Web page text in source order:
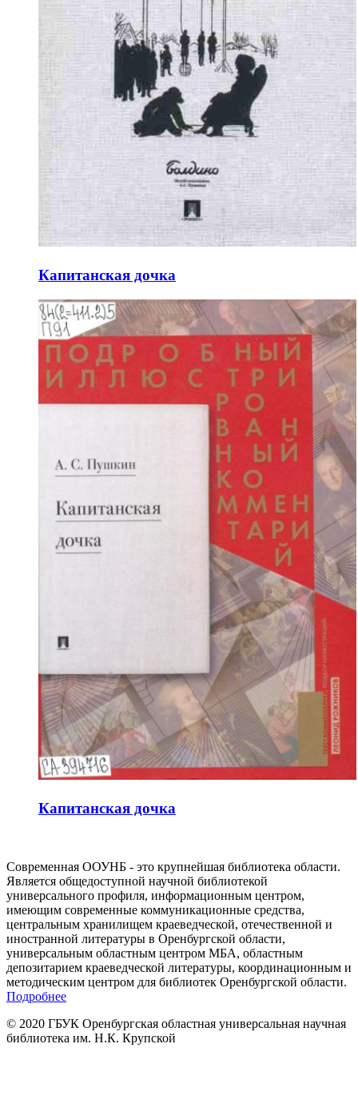
Капитанская дочка
Капитанская дочка
Современная ООУНБ - это крупнейшая библиотека области.
Является общедоступной научной библиотекой
универсального профиля, информационным центром,
имеющим современные коммуникационные средства,
центральным хранилищем краеведческой, отечественной и
иностранной литературы в Оренбургской области,
универсальным областным центром МБА, областным
депозитарием краеведческой литературы, координационным и
методическим центром для библиотек Оренбургской области.
Подробнее
© 2020 ГБУК Оренбургская областная универсальная научная
библиотека им. Н.К. Крупской